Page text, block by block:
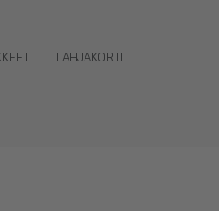
LAHJAKORTIT